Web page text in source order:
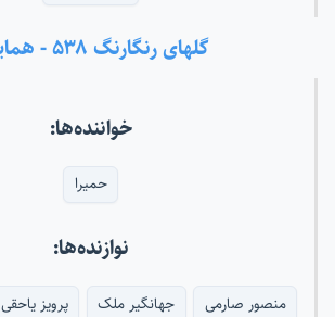
گلهای رنگارنگ ۵۳۸ - همایون
خواننده‌ها:
حمیرا
نوازنده‌ها:
منصور صارمی جهانگیر ملک پرویز یاحقی